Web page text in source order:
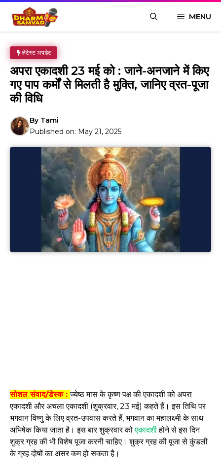
content
MENU
लेटेस्ट अपडेट
अपरा एकादशी 23 मई को : जाने-अनजाने में किए
गए पाप कर्मों से मिलती है मुक्ति, जानिए व्रत-पूजा
की विधि
By Tami
Published on: May 21, 2025
सोशल संवाद/डेस्क :ज्येष्ठ मास के कृष्ण पक्ष की एकादशी को अपरा
एकादशी और अचला एकादशी (शुक्रवार, 23 मई) कहते हैं। इस तिथि पर
भगवान विष्णु के लिए व्रत-उपवास करते हैं, भगवान का महालक्ष्मी के साथ
अभिषेक किया जाता है। इस बार शुक्रवार कोएकादशीहोने से इस दिन
शुक्र ग्रह की भी विशेष पूजा करनी चाहिए। शुक्र ग्रह की पूजा से कुंडली
के ग्रह दोषों का असर कम हो सकता है।